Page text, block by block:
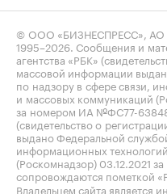
© ООО «БИЗНЕСПРЕСС», АО
1995–2026 . Сообщения и
агентства «РБК»
массовой информации
по надзору в сфере связи,
и массовых коммуникаций
за номером ИА №ФС77-
(свидетельство о
выдано Федеральной
информационных
(Роскомнадзор) 03.12.2021
сопровождаются пометкой
Владельцем сайта является